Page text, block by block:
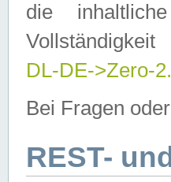
die
DL-DE->Zero-
Bei Fragen
REST-